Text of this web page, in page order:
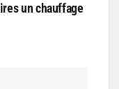
un chauffage